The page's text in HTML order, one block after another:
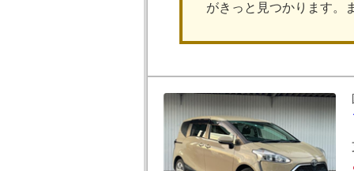
がきっと見つかります。